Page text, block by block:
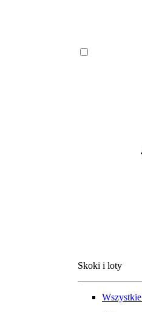
Skoki i loty
Wszystkie